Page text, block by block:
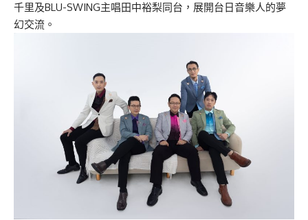
千里及BLU-SWING主唱田中裕梨同台，展開台日音樂人的夢
幻交流。